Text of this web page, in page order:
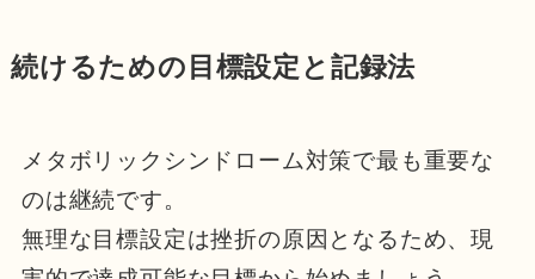
続けるための目標設定と記録法
メタボリックシンドローム対策で最も重要な
のは継続です。
無理な目標設定は挫折の原因となるため、現